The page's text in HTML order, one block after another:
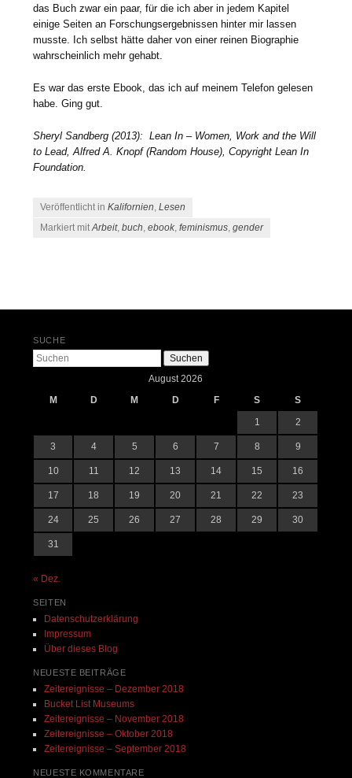
das Buch zwar ein paar, für die ich aber in jedem Kapitel
einige Seiten an Forschungsergebnissen hinter mir lassen
musste. Ich selbst hätte daher von einer reinen Biographie
wahrscheinlich mehr gehabt.
Es war das erste Ebook, das ich auf meinem Telefon gelesen
habe. Ging gut.
Sheryl Sandberg (2013): Lean In – Women, Work and the Will
to Lead, Alfred A. Knopf (Random House), Copyright Lean In
Foundation.
Veröffentlicht inKalifornien,Lesen
Markiert mitArbeit,buch,ebook,feminismus,gender
SUCHE
Suchen
August 2026
M
D M D F S
S
1
2
3 4 5 6 7 8 9
10 11 12 13 14 15 16
17 18 19 20 21 22 23
24 25 26 27 28 29 30
31
« Dez.
SEITEN
Datenschutzerklärung
Impressum
Über dieses Blog
NEUESTE BEITRÄGE
Zeitereignisse – Dezember 2018
Bucket List Museums
Zeitereignisse – November 2018
Zeitereignisse – Oktober 2018
Zeitereignisse – September 2018
NEUESTE KOMMENTARE